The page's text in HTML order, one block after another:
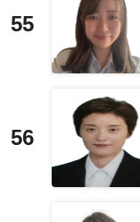
55
56